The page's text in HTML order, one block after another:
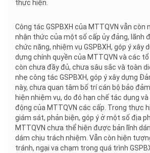
thực hiện.
Công tác GSPBXH của MTTQVN vẫn còn
nhận thức của một số cấp ủy đảng, lãnh
chức năng, nhiệm vụ GSPBXH, góp ý xây
dựng chính quyền của MTTQVN và các
còn chưa đầy đủ, chưa sâu sắc và toàn
nhẹ công tác GSPBXH, góp ý xây dựng
này, chưa quan tâm bố trí cán bộ bảo
hiện nhiệm vụ, do đó hạn chế tác dụng
động của MTTQVN các cấp. Trong thực
giám sát, phản biện, góp ý ở một số địa
MTTQVN chưa thể hiện được bản lĩnh
dám chịu trách nhiệm. Vẫn còn hiện
tránh, ngại va chạm trong quá trình